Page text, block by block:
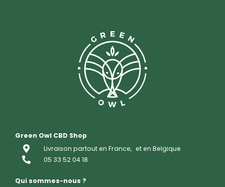
Green Owl CBD Shop
Livraison partout en France, et en Belgique
05 33 52 04 18
Qui sommes-nous ?